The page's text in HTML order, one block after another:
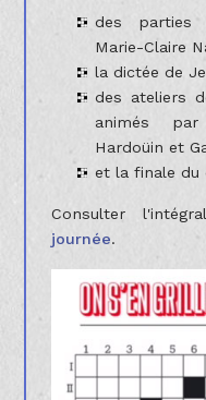
des parties
Marie-Claire
la dictée de
des ateliers
animés
Hardoüin et
et la finale du
Consulter
journée.